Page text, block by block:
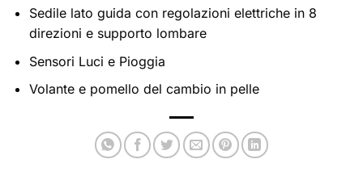
Sedile lato guida con regolazioni elettriche in 8
direzioni e supporto lombare
Sensori Luci e Pioggia
Volante e pomello del cambio in pelle